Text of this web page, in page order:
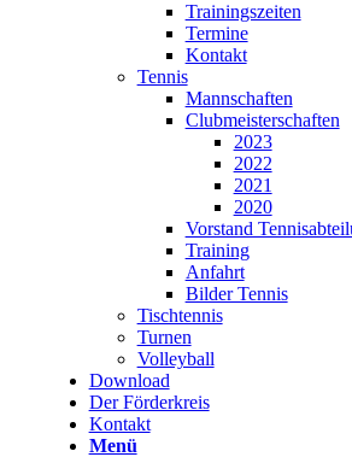
Trainingszeiten
Termine
Kontakt
Tennis
Mannschaften
Clubmeisterschaften
2023
2022
2021
2020
Vorstand
Training
Anfahrt
Bilder Tennis
Tischtennis
Turnen
Volleyball
Download
Der Förderkreis
Kontakt
Menü